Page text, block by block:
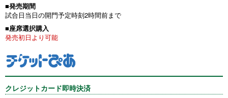
■発売期間
試合日当日の開門予定時刻2時間前まで
■座席選択購入
発売初日より可能
クレジットカード即時決済